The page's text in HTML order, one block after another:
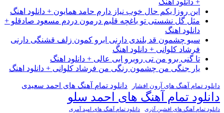
+ دانلود اهنگ
این روزا یکم حال خوب نیاز دارم حامد همایون + دانلود اهنگ
مثل گل نشستی تو باغچه قلبم درمون دردم مسعود صادقلو +
دانلود اهنگ
سیو چشمون قد بلندی دارنی ابرو کمون زلف قشنگی دارنی
فرشاد کلوانی + دانلود اهنگ
تا گنی برو من تی روبرو ابی عالی + دانلود اهنگ
یار جنگی من چشمون رنگی من فرشاد کلوانی + دانلود اهنگ
دانلود تمام آهنگ های آرون افشار دانلود تمام آهنگ های احمد سعیدی
دانلود تمام آهنگ های احمد سلو
دانلود تمام آهنگ های افشین آذری دانلود تمام آهنگ های امید آمری